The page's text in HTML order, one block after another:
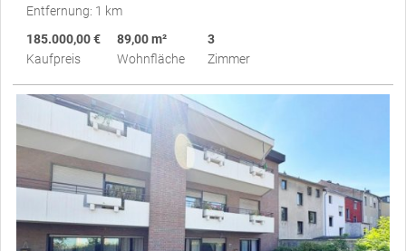
Entfernung: 1 km
185.000,00 €
Kaufpreis
89,00 m²
Wohnfläche
3
Zimmer